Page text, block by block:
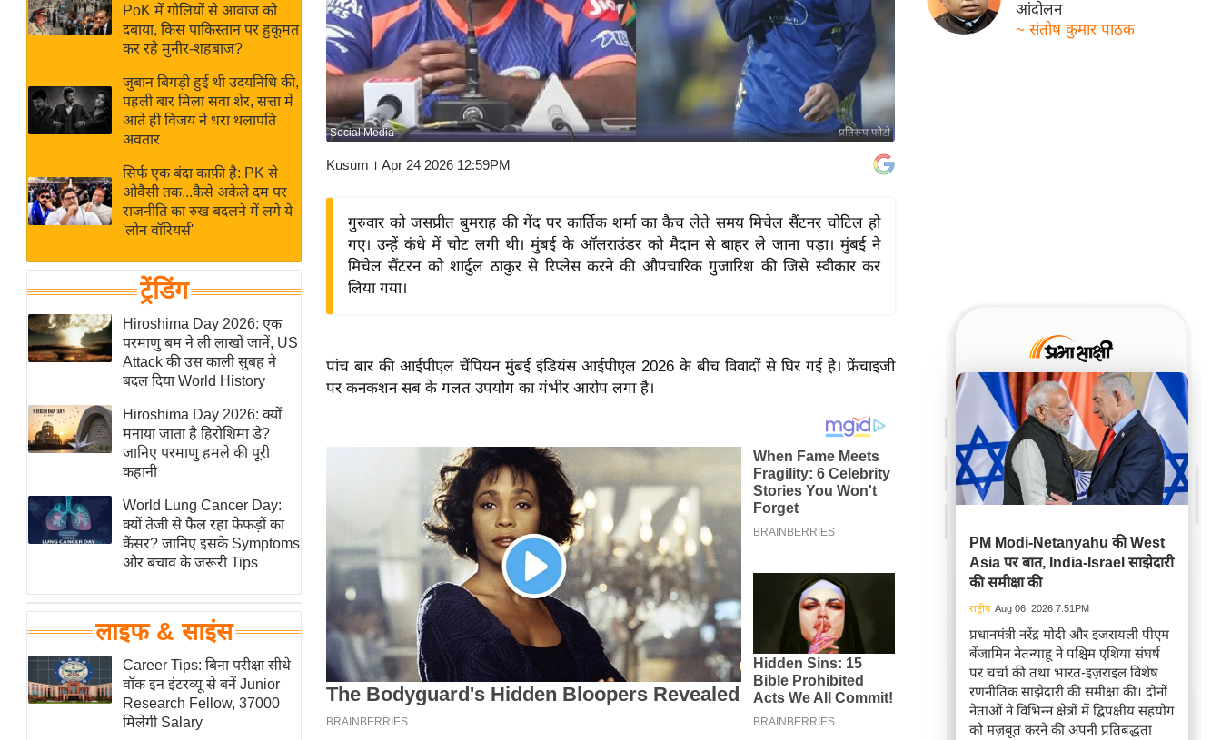
Hindi
Hindi
Videos
बजट
IPL
2026
ई-पेपर
मिसाल बेमिसाल
शख्सियत
यंग इंडिया
साहित्य जगत
ऑटो वर्ल्ड
न्यूज ब्रीफ
मनोरंजन जगत
बॉलीवुड
हॉलीवुड
फिल्म समीक्षा
News
लाइफस्टाइल
टेक्नॉलॉजी
ब्यूटी/फैशन
घरेलू नुस्खे
पर्यटन स्थल
फिटनेस मंत्रा
रिलेशनशिप
PoK में गोलियों से आवाज को
दबाया, किस पाकिस्तान पर हुकूमत
कर रहे मुनीर-शहबाज?
जुबान बिगड़ी हुई थी उदयनिधि की,
पहली बार मिला सवा शेर, सत्ता में
आते ही विजय ने धरा थलापति
अवतार
सिर्फ एक बंदा काफ़ी है: PK से
ओवैसी तक...कैसे अकेले दम पर
राजनीति का रुख बदलने में लगे ये
'लोन वॉरियर्स'
ट्रेंडिंग
Hiroshima Day 2026: एक
परमाणु बम ने ली लाखों जानें, US
Attack की उस काली सुबह ने
बदल दिया World History
Hiroshima Day 2026: क्यों
मनाया जाता है हिरोशिमा डे?
जानिए परमाणु हमले की पूरी
कहानी
World Lung Cancer Day:
क्यों तेजी से फैल रहा फेफड़ों का
कैंसर? जानिए इसके Symptoms
और बचाव के जरूरी Tips
लाइफ & साइंस
Career Tips: बिना परीक्षा सीधे
वॉक इन इंटरव्यू से बनें Junior
Research Fellow, 37000
मिलेगी Salary
प्रतिरूप फोटो
Social Media
Kusum । Apr 24 2026 12:59PM
गुरुवार को जसप्रीत बुमराह की गेंद पर कार्तिक शर्मा का कैच लेते समय मिचेल सैंटनर चोटिल हो
गए। उन्हें कंधे में चोट लगी थी। मुंबई के ऑलराउंडर को मैदान से बाहर ले जाना पड़ा। मुंबई ने
मिचेल सैंटरन को शार्दुल ठाकुर से रिप्लेस करने की औपचारिक गुजारिश की जिसे स्वीकार कर
लिया गया।
पांच बार की आईपीएल चैंपियन मुंबई इंडियंस आईपीएल 2026 के बीच विवादों से घिर गई है। फ्रेंचाइजी
पर कनकशन सब के गलत उपयोग का गंभीर आरोप लगा है।
आंदोलन
~ संतोष कुमार पाठक
PM Modi-Netanyahu की West
Asia पर बात, India-Israel साझेदारी
की समीक्षा की
राष्ट्रीय Aug 06, 2026 7:51PM
प्रधानमंत्री नरेंद्र मोदी और इजरायली पीएम
बेंजामिन नेतन्याहू ने पश्चिम एशिया संघर्ष
पर चर्चा की तथा भारत-इज़राइल विशेष
रणनीतिक साझेदारी की समीक्षा की। दोनों
नेताओं ने विभिन्न क्षेत्रों में द्विपक्षीय सहयोग
को मज़बूत करने की अपनी प्रतिबद्धता